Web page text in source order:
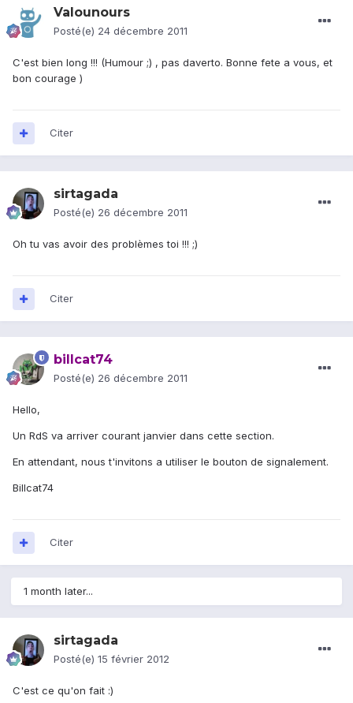
Valounours
Posté(e) 24 décembre 2011
C'est bien long !!! (Humour ;) , pas daverto. Bonne fete a vous, et
bon courage )
Citer
sirtagada
Posté(e) 26 décembre 2011
Oh tu vas avoir des problèmes toi !!! ;)
Citer
billcat74
Posté(e) 26 décembre 2011
Hello,
Un RdS va arriver courant janvier dans cette section.
En attendant, nous t'invitons a utiliser le bouton de signalement.
Billcat74
Citer
1 month later...
sirtagada
Posté(e) 15 février 2012
C'est ce qu'on fait :)